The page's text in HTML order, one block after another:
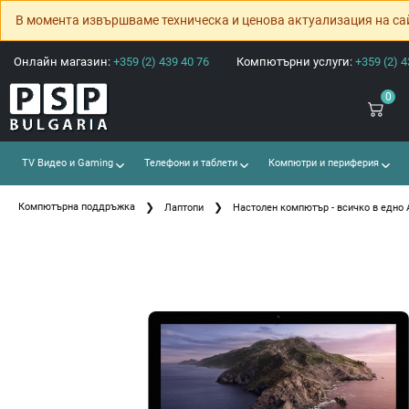
В момента извършваме техническа и ценова актуализация на
Онлайн магазин: +359 (2) 439 40 76 Компютърни услуги: +359 (2)
0
TV Видео и Gaming Телефони и таблети Компютри и периферия
Компютърна поддръжка Лаптопи Настолен компютър - всичко в